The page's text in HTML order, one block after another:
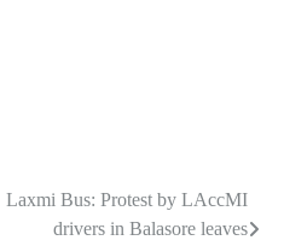
Laxmi Bus: Protest by LAccMI
drivers in Balasore leaves